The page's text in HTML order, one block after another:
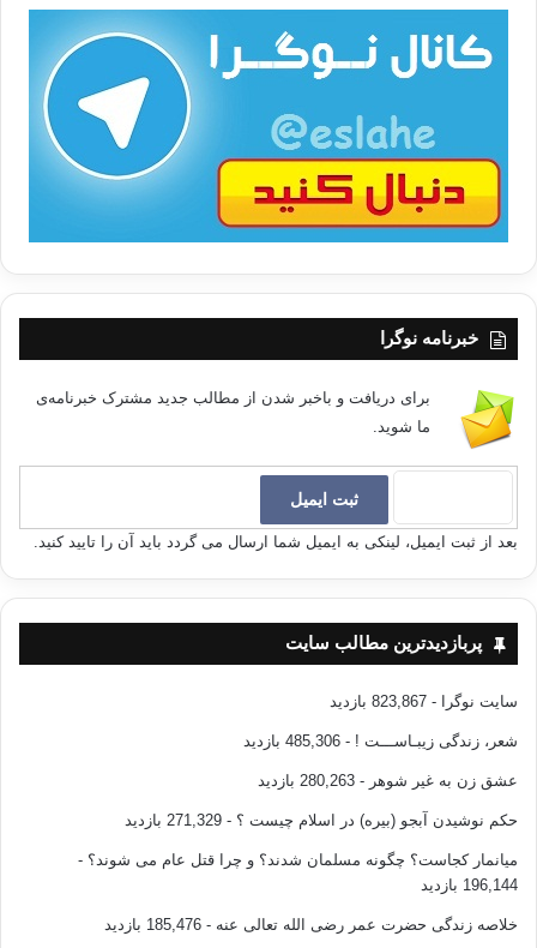
خبرنامه نوگرا
برای دریافت و باخبر شدن از مطالب جدید مشترک خبرنامه‌ی
ما شوید.
بعد از ثبت ایمیل، لینکی به ایمیل شما ارسال می گردد باید آن را تایید کنید.
پربازدیدترین مطالب سایت
سایت نوگرا - 823,867 بازدید
شعر، زندگی زیبـاســـت ! - 485,306 بازدید
عشق زن به غیر شوهر - 280,263 بازدید
حکم نوشیدن آبجو (بیره) در اسلام چیست ؟ - 271,329 بازدید
میانمار کجاست؟ چگونه مسلمان شدند؟ و چرا قتل عام می شوند؟ -
196,144 بازدید
خلاصه زندگی حضرت عمر رضی الله تعالی عنه - 185,476 بازدید